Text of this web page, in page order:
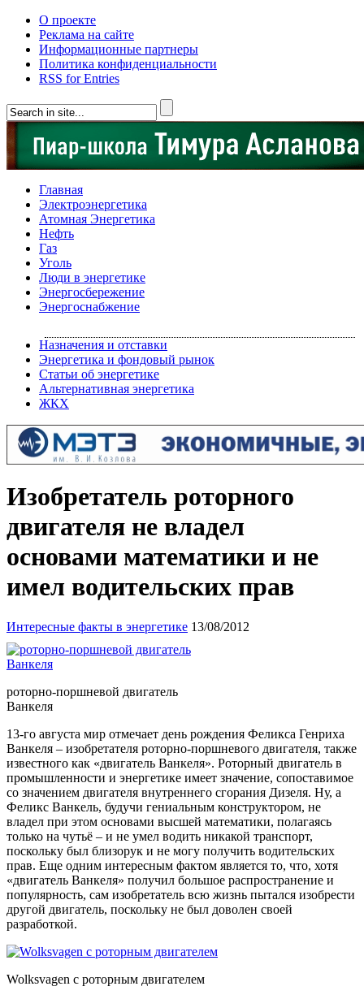
О проекте
Реклама на сайте
Информационные партнеры
Политика конфиденциальности
RSS for Entries
Главная
Электроэнергетика
Атомная Энергетика
Нефть
Газ
Уголь
Люди в энергетике
Энергосбережение
Энергоснабжение
Назначения и отставки
Энергетика и фондовый рынок
Статьи об энергетике
Альтернативная энергетика
ЖКХ
Изобретатель роторного
двигателя не владел
основами математики и не
имел водительских прав
Интересные факты в энергетике 13/08/2012
роторно-поршневой двигатель
Ванкеля
13-го августа мир отмечает день рождения Феликса Генриха
Ванкеля – изобретателя роторно-поршневого двигателя, также
известного как «двигатель Ванкеля». Роторный двигатель в
промышленности и энергетике имеет значение, сопоставимое
со значением двигателя внутреннего сгорания Дизеля. Ну, а
Феликс Ванкель, будучи гениальным конструктором, не
владел при этом основами высшей математики, полагаясь
только на чутьё – и не умел водить никакой транспорт,
поскольку был близорук и не могу получить водительских
прав. Еще одним интересным фактом является то, что, хотя
«двигатель Ванкеля» получил большое распространение и
популярность, сам изобретатель всю жизнь пытался изобрести
другой двигатель, поскольку не был доволен своей
разработкой.
Wolksvagen с роторным двигателем